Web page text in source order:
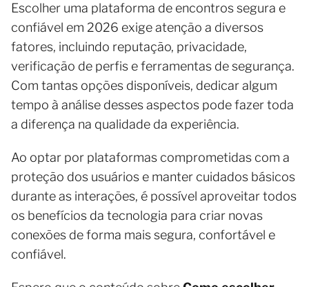
Escolher uma plataforma de encontros segura e
confiável em 2026 exige atenção a diversos
fatores, incluindo reputação, privacidade,
verificação de perfis e ferramentas de segurança.
Com tantas opções disponíveis, dedicar algum
tempo à análise desses aspectos pode fazer toda
a diferença na qualidade da experiência.
Ao optar por plataformas comprometidas com a
proteção dos usuários e manter cuidados básicos
durante as interações, é possível aproveitar todos
os benefícios da tecnologia para criar novas
conexões de forma mais segura, confortável e
confiável.